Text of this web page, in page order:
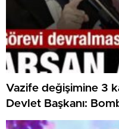
Vazife değişimine 3
Devlet Başkanı: